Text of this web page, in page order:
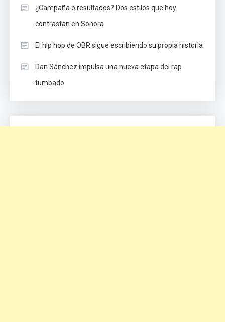
¿Campaña o resultados? Dos estilos que hoy
contrastan en Sonora
El hip hop de OBR sigue escribiendo su propia historia
Dan Sánchez impulsa una nueva etapa del rap
tumbado